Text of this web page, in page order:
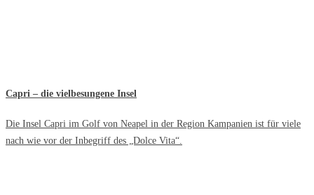
Capri – die vielbesungene Insel
Die Insel Capri im Golf von Neapel in der Region Kampanien ist für viele
nach wie vor der Inbegriff des „Dolce Vita“.